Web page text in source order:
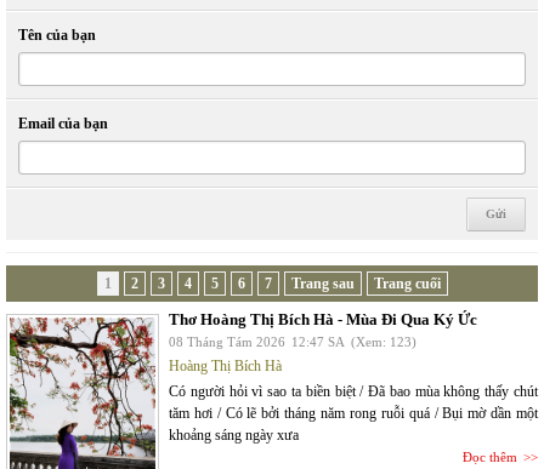
Tên của bạn
Email của bạn
1 2 3 4 5 6 7 Trang sau Trang cuối
Thơ Hoàng Thị Bích Hà - Mùa Đi Qua Ký Ức
08 Tháng Tám 2026 12:47 SA (Xem: 123)
Hoàng Thị Bích Hà
Có người hỏi vì sao ta biền biệt / Đã bao mùa không thấy chút
tăm hơi / Có lẽ bởi tháng năm rong ruỗi quá / Bụi mờ dần một
khoảng sáng ngày xưa
Đọc thêm